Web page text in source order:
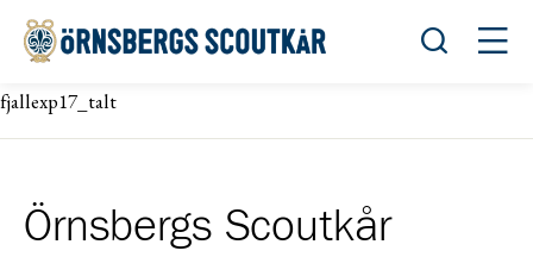
Öppna
fjallexp17_talt
Örnsbergs Scoutkår